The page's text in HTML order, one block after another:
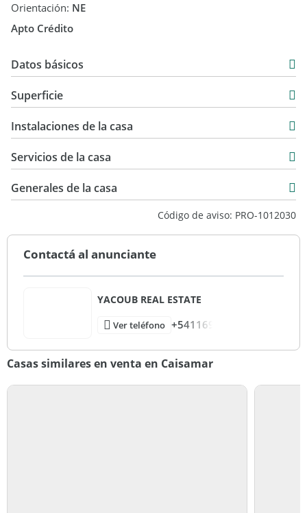
Orientación: NE
Apto Crédito
Datos básicos
USD 307.000
Superficie
450 m2
200 m2
Instalaciones de la casa
Servicios de la casa
Generales de la casa
Código de aviso: PRO-1012030
Contactá al anunciante
YACOUB REAL ESTATE
Ver teléfono +541169
Casas similares en venta en Caisamar